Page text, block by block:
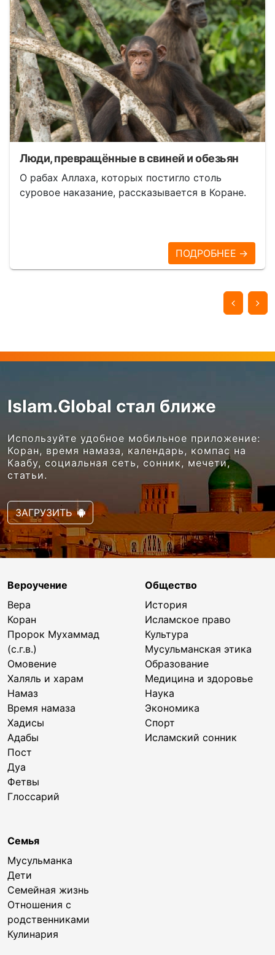
Люди, превращённые в свиней и обезьян
О рабах Аллаха, которых постигло столь
суровое наказание, рассказывается в Коране.
ПОДРОБНЕЕ →
Islam.Global стал ближе
Используйте удобное мобильное приложение:
Коран, время намаза, календарь, компас на
Каабу, социальная сеть, сонник, мечети,
статьи.
ЗАГРУЗИТЬ
Вероучение
Вера
Коран
Пророк Мухаммад
(с.г.в.)
Омовение
Халяль и харам
Намаз
Время намаза
Хадисы
Адабы
Пост
Дуа
Фетвы
Глоссарий
Общество
История
Исламское право
Культура
Мусульманская этика
Образование
Медицина и здоровье
Наука
Экономика
Спорт
Исламский сонник
Семья
Мусульманка
Дети
Семейная жизнь
Отношения с
родственниками
Кулинария